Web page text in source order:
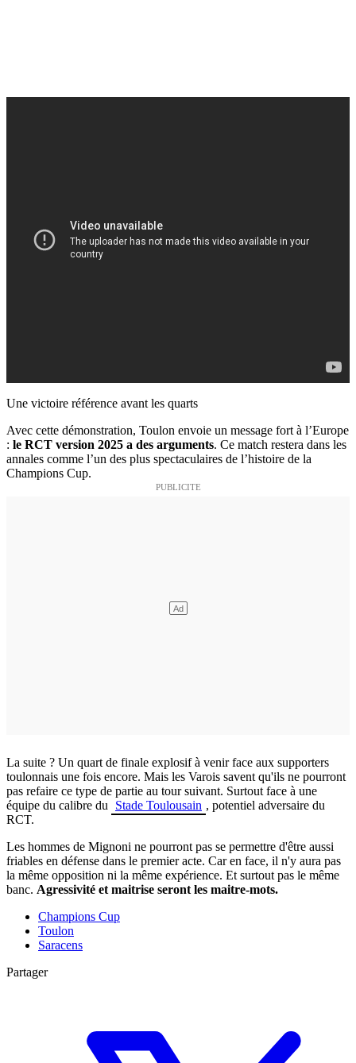
Une victoire référence avant les quarts
Avec cette démonstration, Toulon envoie un message fort à l’Europe
: le RCT version 2025 a des arguments. Ce match restera dans les
annales comme l’un des plus spectaculaires de l’histoire de la
Champions Cup.
La suite ? Un quart de finale explosif à venir face aux supporters
toulonnais une fois encore. Mais les Varois savent qu'ils ne pourront
pas refaire ce type de partie au tour suivant. Surtout face à une
équipe du calibre du
Stade Toulousain , potentiel adversaire du
RCT.
Les hommes de Mignoni ne pourront pas se permettre d'être aussi
friables en défense dans le premier acte. Car en face, il n'y aura pas
la même opposition ni la même expérience. Et surtout pas le même
banc. Agressivité et maitrise seront les maitre-mots.
Champions Cup
Toulon
Saracens
Partager